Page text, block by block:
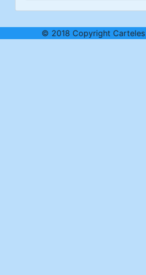
© 2018 Copyright